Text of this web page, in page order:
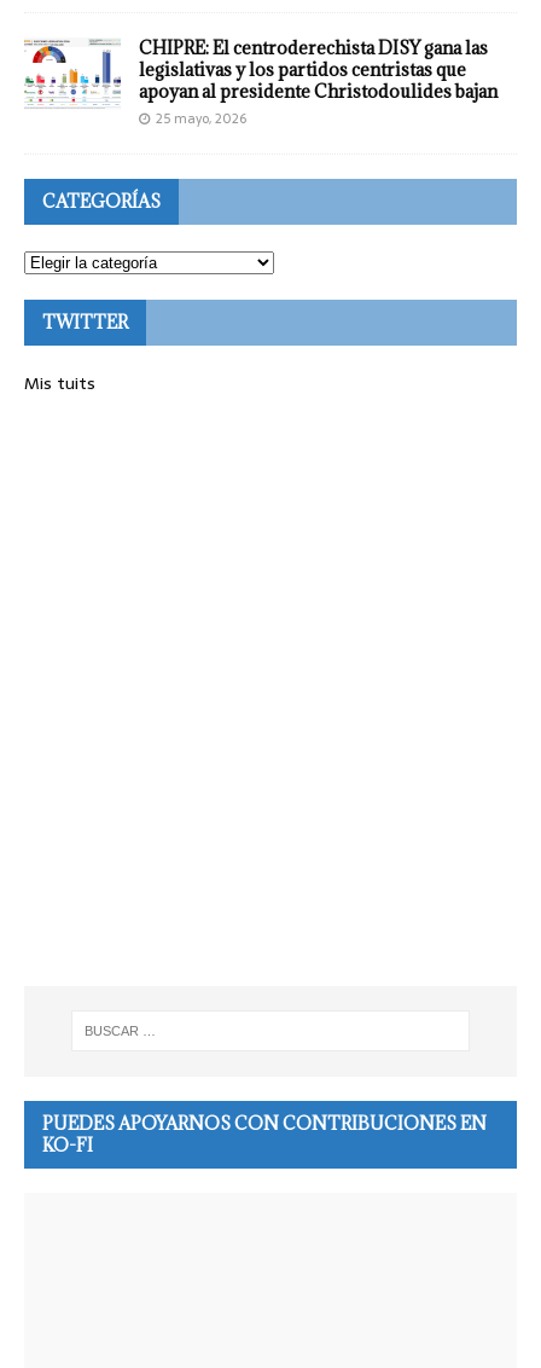
CHIPRE: El centroderechista DISY gana las
legislativas y los partidos centristas que
apoyan al presidente Christodoulides bajan
25 mayo, 2026
CATEGORÍAS
TWITTER
Mis tuits
PUEDES APOYARNOS CON CONTRIBUCIONES EN
KO-FI